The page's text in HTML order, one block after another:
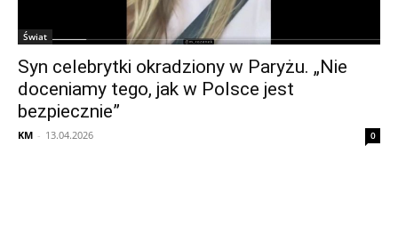
Świat
Syn celebrytki okradziony w Paryżu. „Nie
doceniamy tego, jak w Polsce jest
bezpiecznie”
KM - 13.04.2026 0